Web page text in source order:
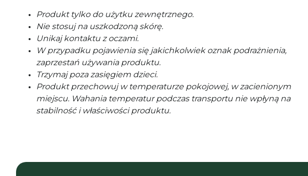
Produkt tylko do użytku zewnętrznego.
Nie stosuj na uszkodzoną skórę.
Unikaj kontaktu z oczami.
W przypadku pojawienia się jakichkolwiek oznak podrażnienia,
zaprzestań używania produktu.
Trzymaj poza zasięgiem dzieci.
Produkt przechowuj w temperaturze pokojowej, w zacienionym
miejscu. Wahania temperatur podczas transportu nie wpłyną na
stabilność i właściwości produktu.